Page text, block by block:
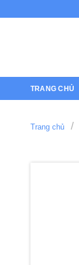
TRANG CHỦ
Trang chủ /